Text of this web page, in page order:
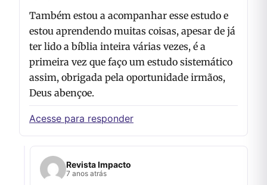
Também estou a acompanhar esse estudo e
estou aprendendo muitas coisas, apesar de já
ter lido a bíblia inteira várias vezes, é a
primeira vez que faço um estudo sistemático
assim, obrigada pela oportunidade irmãos,
Deus abençoe.
Acesse para responder
Revista Impacto
7 anos atrás